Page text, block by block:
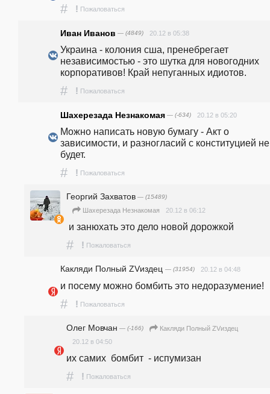
# ! Пожаловаться
Иван Иванов — (4849) 20.12 в 05:38
Украина - колония сша, пренебрегает
независимостью - это шутка для новогодних
корпоративов! Край непуганных идиотов.
# ! Пожаловаться
Шахерезада Незнакомая — (-634) 20.12 в 05:20
Можно написать новую бумагу - Акт о
зависимости, и разногласий с конституцией не
будет.
# ! Пожаловаться
Георгий Захватов — (15489)
Шахерезада Незнакомая 20.12 в 06:12
и занюхать это дело новой дорожкой
# ! Пожаловаться
Какляди Полный ZVиздец — (31954) 20.12 в 04:48
и посему можно бомбить это недоразумение!
# ! Пожаловаться
Олег Мовчан — (-166)
Какляди Полный ZVиздец
20.12 в 04:50
их самих  бомбит  - испумизан
# ! Пожаловаться